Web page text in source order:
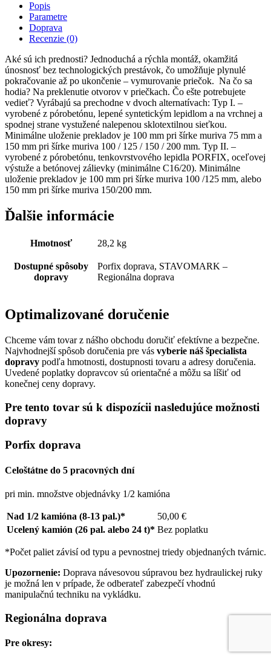
Popis
Parametre
Doprava
Recenzie (0)
Aké sú ich prednosti? Jednoduchá a rýchla montáž, okamžitá
únosnosť bez technologických prestávok, čo umožňuje plynulé
pokračovanie až po ukončenie – vymurovanie priečok. Na čo sa
hodia? Na preklenutie otvorov v priečkach. Čo ešte potrebujete
vedieť? Vyrábajú sa prechodne v dvoch alternatívach: Typ I. –
vyrobené z pórobetónu, lepené syntetickým lepidlom a na vrchnej a
spodnej strane vystužené nalepenou sklotextilnou sieťkou.
Minimálne uloženie prekladov je 100 mm pri šírke muriva 75 mm a
150 mm pri šírke muriva 100 / 125 / 150 / 200 mm. Typ II. –
vyrobené z pórobetónu, tenkovrstvového lepidla PORFIX, oceľovej
výstuže a betónovej zálievky (minimálne C16/20). Minimálne
uloženie prekladov je 100 mm pri šírke muriva 100 /125 mm, alebo
150 mm pri šírke muriva 150/200 mm.
Ďalšie informácie
Hmotnosť 28,2 kg
Dostupné spôsoby
dopravy
Porfix doprava, STAVOMARK –
Regionálna doprava
Optimalizované doručenie
Chceme vám tovar z nášho obchodu doručiť efektívne a bezpečne.
Najvhodnejší spôsob doručenia pre vás vyberie náš špecialista
dopravy podľa hmotnosti, dostupnosti tovaru a adresy doručenia.
Uvedené poplatky dopravcov sú orientačné a môžu sa líšiť od
konečnej ceny dopravy.
Pre tento tovar sú k dispozícii nasledujúce možnosti
dopravy
Porfix doprava
Celoštátne do 5 pracovných dní
pri min. množstve objednávky 1/2 kamióna
Nad 1/2 kamióna (8-13 pal.)*
50,00 €
Ucelený kamión (26 pal. alebo 24 t)* Bez poplatku
*Počet paliet závisí od typu a pevnostnej triedy objednaných tvárnic.
Upozornenie: Doprava návesovou súpravou bez hydraulickej ruky
je možná len v prípade, že odberateľ zabezpečí vhodnú
manipulačnú techniku na vykládku.
Regionálna doprava
Pre okresy: